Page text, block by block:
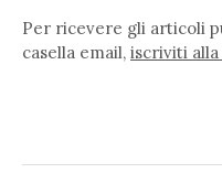
Per ricevere gli articoli
casella email, iscriviti